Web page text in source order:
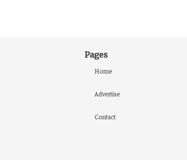
Pages
Home
Advertise
Contact